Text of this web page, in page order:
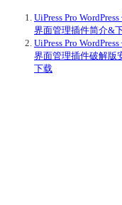
UiPress Pro
界面管理插件简介&
UiPress Pro
界面管理插件破解版
下载